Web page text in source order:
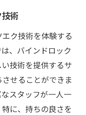
に試せるメニ
短メイク術
ガイド
ットとは？
識
る最新トレンド
技術
ク技術を体験する
、バインドロック
技術を提供するサ
せることができま
スタッフが一人一
に、持ちの良さを